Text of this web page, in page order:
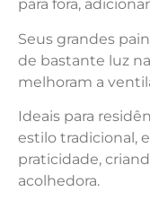
para fora,
Seus grandes
de bastante luz
melhoram a
Ideais para
estilo tradicional,
praticidade,
acolhedora.